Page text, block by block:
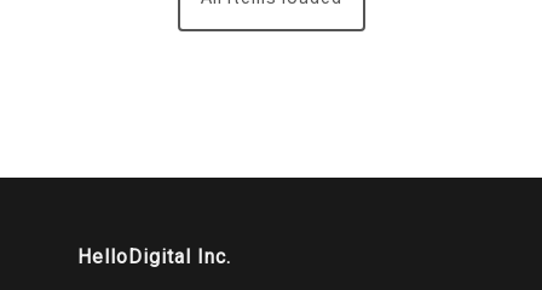
HelloDigital Inc.